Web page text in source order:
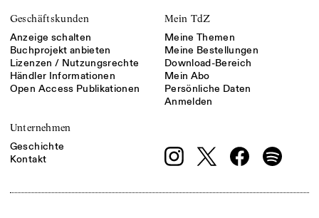
Geschäftskunden
Anzeige schalten
Buchprojekt anbieten
Lizenzen / Nutzungsrechte
Händler Informationen
Open Access Publikationen
Mein TdZ
Meine Themen
Meine Bestellungen
Download-Bereich
Mein Abo
Persönliche Daten
Anmelden
Unternehmen
Geschichte
Kontakt